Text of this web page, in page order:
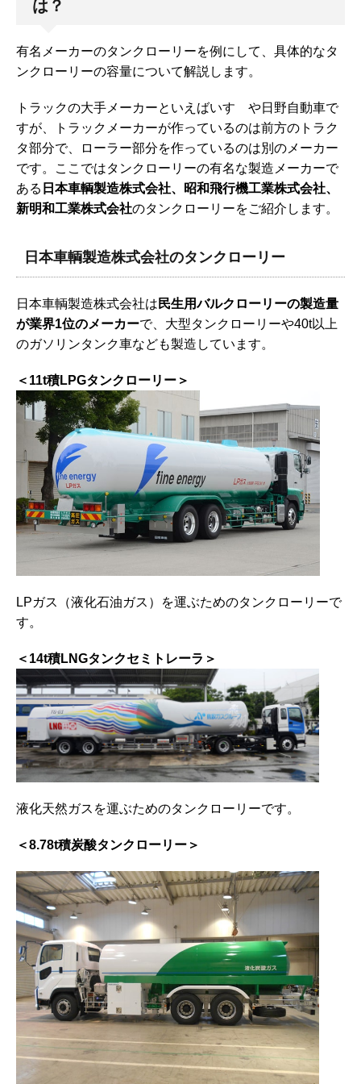
は？
有名メーカーのタンクローリーを例にして、具体的なタ
ンクローリーの容量について解説します。
トラックの大手メーカーといえばいすゞや日野自動車で
すが、トラックメーカーが作っているのは前方のトラク
タ部分で、ローラー部分を作っているのは別のメーカー
です。ここではタンクローリーの有名な製造メーカーで
ある 日本車輌製造株式会社、昭和飛行機工業株式会社、
新明和工業株式会社のタンクローリーをご紹介します。
日本車輌製造株式会社のタンクローリー
日本車輌製造株式会社は 民生用バルクローリーの製造量
が業界1位のメーカーで、大型タンクローリーや40t以上
のガソリンタンク車なども製造しています。
＜11t積LPGタンクローリー＞
LPガス（液化石油ガス）を運ぶためのタンクローリーで
す。
＜14t積LNGタンクセミトレーラ＞
液化天然ガスを運ぶためのタンクローリーです。
＜8.78t積炭酸タンクローリー＞